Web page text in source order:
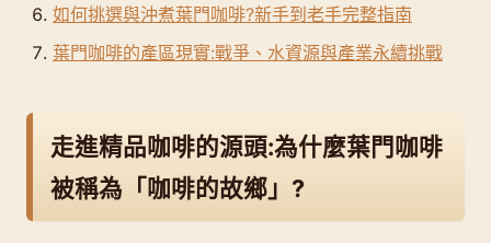
如何挑選與沖煮葉門咖啡?新手到老手完整指南
葉門咖啡的產區現實:戰爭、水資源與產業永續挑戰
走進精品咖啡的源頭:為什麼葉門咖啡
被稱為「咖啡的故鄉」?